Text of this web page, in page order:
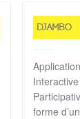
DJAMBO
forme